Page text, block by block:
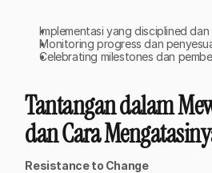
Implementasi yang disciplined dan
Monitoring progress dan
Celebrating milestones dan
Tantangan dalam
dan Cara
Resistance to Change